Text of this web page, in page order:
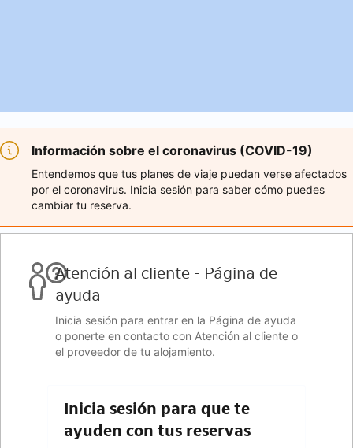
Información sobre el coronavirus (COVID-19)
Entendemos que tus planes de viaje puedan verse afectados
por el coronavirus. Inicia sesión para saber cómo puedes
cambiar tu reserva.
Atención al cliente - Página de
ayuda
Inicia sesión para entrar en la Página de ayuda
o ponerte en contacto con Atención al cliente o
el proveedor de tu alojamiento.
Inicia sesión para que te
ayuden con tus reservas